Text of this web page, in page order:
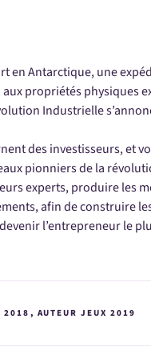
en Antarctique, une
propriétés physiques
Industrielle
des investisseurs, et
pionniers de la
experts, produire les
afin de construire
l’entrepreneur le
2018, AUTEUR JEUX 2019